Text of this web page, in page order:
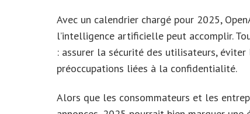
Avec un calendrier chargé pour 2025,
l’intelligence artificielle peut accomplir.
: assurer la sécurité des utilisateurs,
préoccupations liées à la confidentialité.
Alors que les consommateurs et les